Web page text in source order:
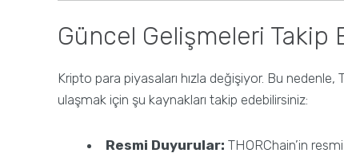
Güncel Gelişmeleri Takip
Kripto para piyasaları hızla değişiyor. Bu
ulaşmak için şu kaynakları takip edebilirsiniz:
Resmi Duyurular: THORChain’in